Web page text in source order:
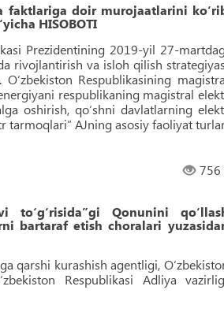
faktlariga doir murojaatlarini
HISOBOTI
Prezidentining 2019-yil 27-
rivojlantirish va isloh qilish
Respublikasining
respublikaning magistral
oshirish, qo‘shni davlatlarning
tarmoqlari” AJning asosiy faoliyat
756
to‘g‘risida”gi Qonunini
bartaraf etish choralari
qarshi kurashish agentligi,
Respublikasi Adliya